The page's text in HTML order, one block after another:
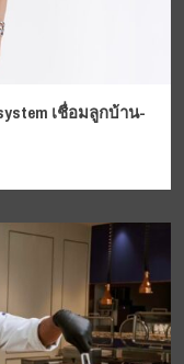
เชื่อมลูกบ้าน-